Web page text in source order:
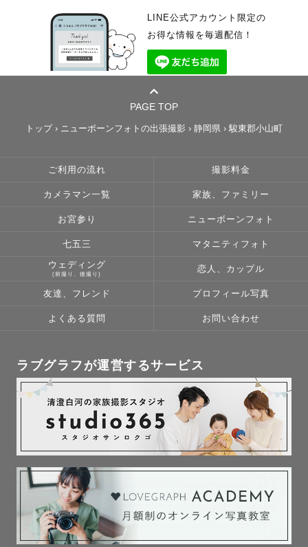
LINE公式アカウント限定の
お得な情報を毎週配信！
PAGE TOP
トップ › ニューボーンフォトの出張撮影 › 静岡県 › 駿東郡小山町
ご利用の流れ 撮影料金
カメラマン一覧 家族、ファミリー
お宮参り ニューボーンフォト
七五三 マタニティフォト
ウェディング
(前撮り、後撮り)
恋人、カップル
友達、フレンド プロフィール写真
よくある質問 お問い合わせ
ラブグラフが運営するサービス